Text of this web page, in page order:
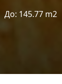
До: 145.77 m2